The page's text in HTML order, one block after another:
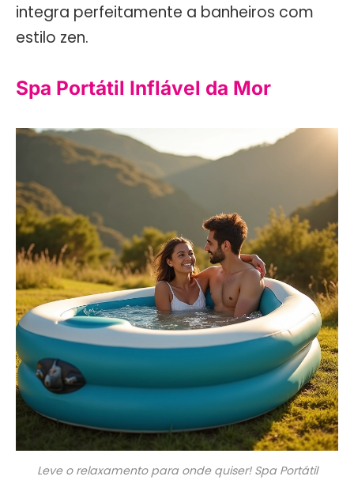
integra perfeitamente a banheiros com
estilo zen.
Spa Portátil Inflável da Mor
Leve o relaxamento para onde quiser! Spa Portátil